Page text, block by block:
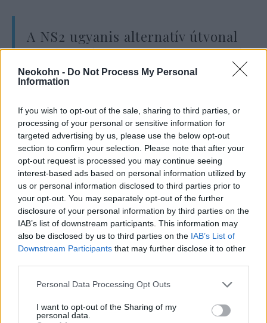
Neokohn - Do Not Process My Personal
Information
If you wish to opt-out of the sale, sharing to third parties, or
processing of your personal or sensitive information for
targeted advertising by us, please use the below opt-out
section to confirm your selection. Please note that after your
opt-out request is processed you may continue seeing
interest-based ads based on personal information utilized by
us or personal information disclosed to third parties prior to
your opt-out. You may separately opt-out of the further
disclosure of your personal information by third parties on the
IAB’s list of downstream participants. This information may
also be disclosed by us to third parties on the IAB’s List of
Downstream Participants that may further disclose it to other
Please note that this website/app uses one or more Google
not limited to your visit or usage behaviour. You may click to
grant or deny consent to Google and its third-party tags to
Personal Data Processing Opt Outs
I want to opt-out of the Sharing of my
personal data.
A NS2 ugyanis alternatív útvonal
az Ukrajnán keresztül nyugat felé
haladó vezetékekkel szemben,
vagyis Moszkva célja
egyértelműen az, hogy elkerülje
a több mint negyven milliós
gáztranzit országot. Merkel
szerint továbbra is fog gáz
érkezni Ukrajnán keresztül, de
nyilvánvaló, hogy erre semmi
garancia nincs.
Ha Moszkva gázszállításai valóban kikerülik
mintegy hárommilliárd eurós bevételtől eshet
el (körülbelül ennyi a hadi költségvetése a